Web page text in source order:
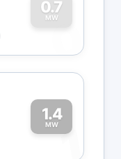
0.7
MW
0
1.4
MW1